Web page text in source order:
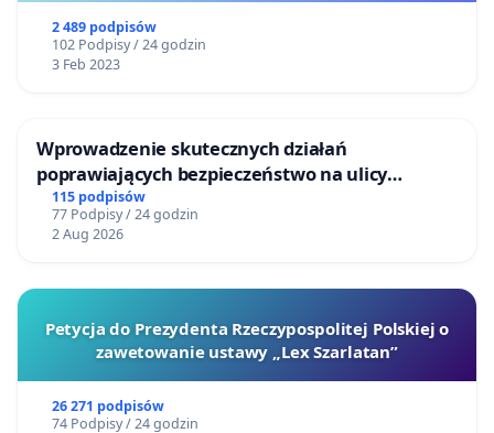
2 489 podpisów
102 Podpisy / 24 godzin
3 Feb 2023
Wprowadzenie skutecznych działań
poprawiających bezpieczeństwo na ulicy
Żeromskiego w Otwocku
115 podpisów
77 Podpisy / 24 godzin
2 Aug 2026
Petycja do Prezydenta Rzeczypospolitej Polskiej o
zawetowanie ustawy „Lex Szarlatan”
26 271 podpisów
74 Podpisy / 24 godzin